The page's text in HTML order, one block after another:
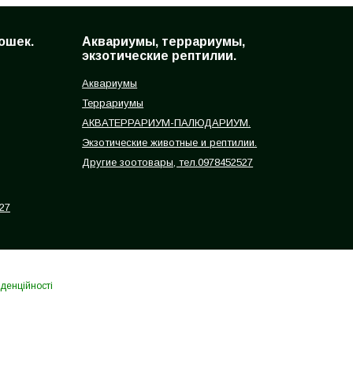
Аквариумы, террариумы,
экзотические рептилии.
Аквариумы
Террариумы
АКВАТЕРРАРИУМ-ПАЛЮДАРИУМ.
Экзотические животные и рептилии.
Другие зоотовары, тел.0978452527